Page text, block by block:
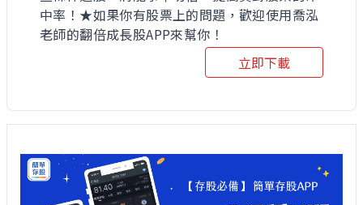
中率！★如果你有股票上的問題，歡迎使用喬泓
老師的翻倍成長股APP來幫你！
立即下載